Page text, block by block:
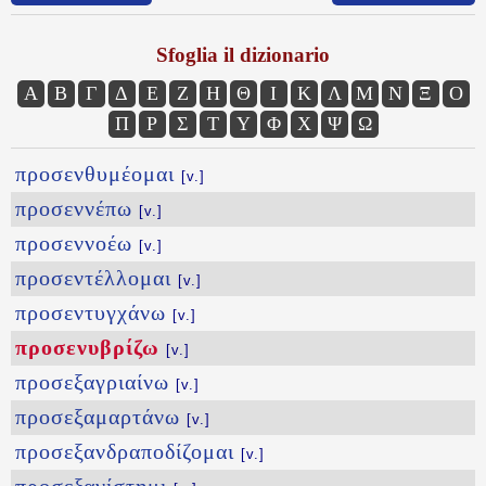
Sfoglia il dizionario
Α Β Γ Δ Ε Ζ Η Θ Ι Κ Λ Μ Ν Ξ
Ο
Π
Ρ Σ Τ Υ Φ Χ Ψ Ω
προσενθυμέομαι [v.]
προσεννέπω [v.]
προσεννοέω [v.]
προσεντέλλομαι [v.]
προσεντυγχάνω [v.]
προσενυβρίζω [v.]
προσεξαγριαίνω [v.]
προσεξαμαρτάνω [v.]
προσεξανδραποδίζομαι [v.]